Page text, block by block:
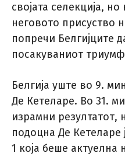
својата селекција,
неговото присуство
попречи Белгијците
посакуваниот
Белгија уште во 9.
Де Кетеларе. Во 31.
израмни резултатот,
подоцна Де Кетеларе
1 која беше актуелна